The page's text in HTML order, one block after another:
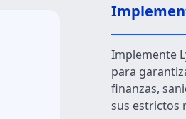
Implemente
para
finanzas,
sus estrictos